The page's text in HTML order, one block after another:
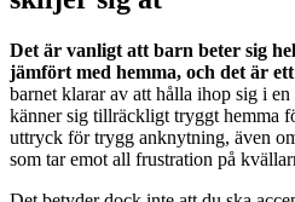
Det är vanligt att barn beter sig
jämfört med hemma, och det är
barnet klarar av att hålla ihop sig i
känner sig tillräckligt tryggt hemma
uttryck för trygg anknytning, även
som tar emot all frustration på